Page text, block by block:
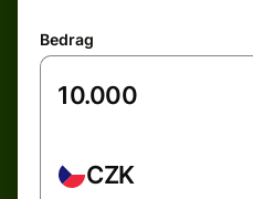
Bedrag
CZK